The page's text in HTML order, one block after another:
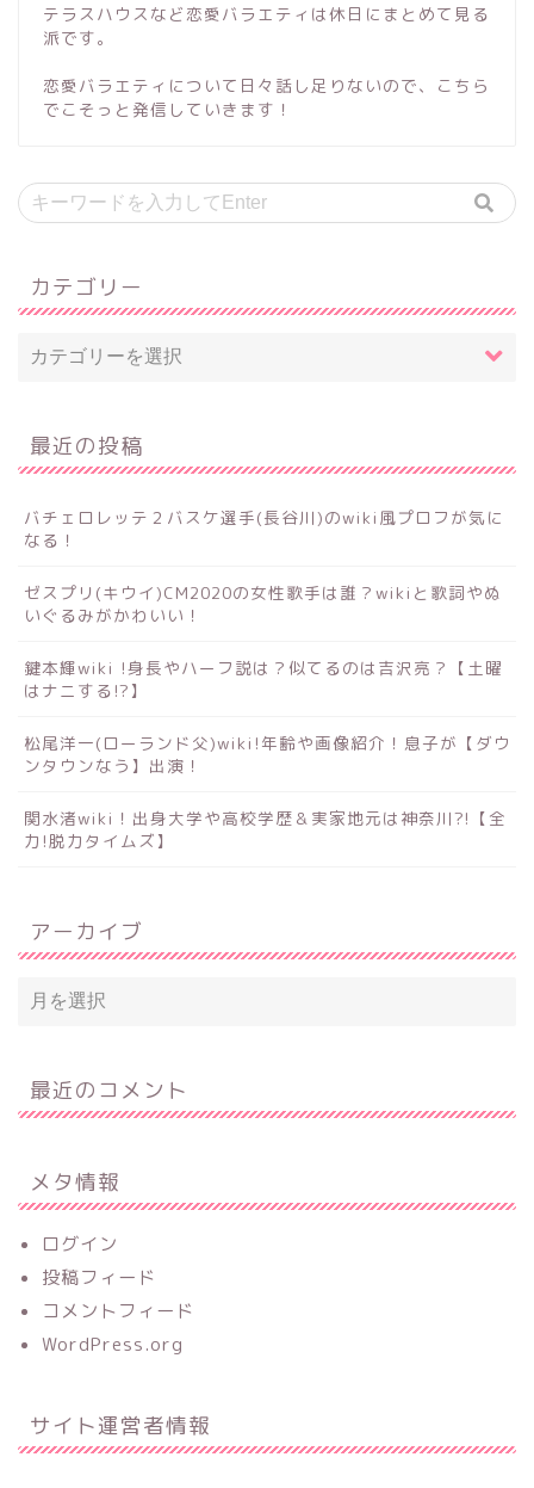
テラスハウスなど恋愛バラエティは休日にまとめて見る
派です。
恋愛バラエティについて日々話し足りないので、こちら
でこそっと発信していきます！
カテゴリー
最近の投稿
バチェロレッテ２バスケ選手(長谷川)のwiki風プロフが気に
なる！
ゼスプリ(キウイ)CM2020の女性歌手は誰？wikiと歌詞やぬ
いぐるみがかわいい！
鍵本輝wiki !身長やハーフ説は？似てるのは吉沢亮？【土曜
はナニする!?】
松尾洋一(ローランド父)wiki!年齢や画像紹介！息子が【ダウ
ンタウンなう】出演！
関水渚wiki！出身大学や高校学歴＆実家地元は神奈川?!【全
力!脱力タイムズ】
アーカイブ
最近のコメント
メタ情報
ログイン
投稿フィード
コメントフィード
WordPress.org
サイト運営者情報